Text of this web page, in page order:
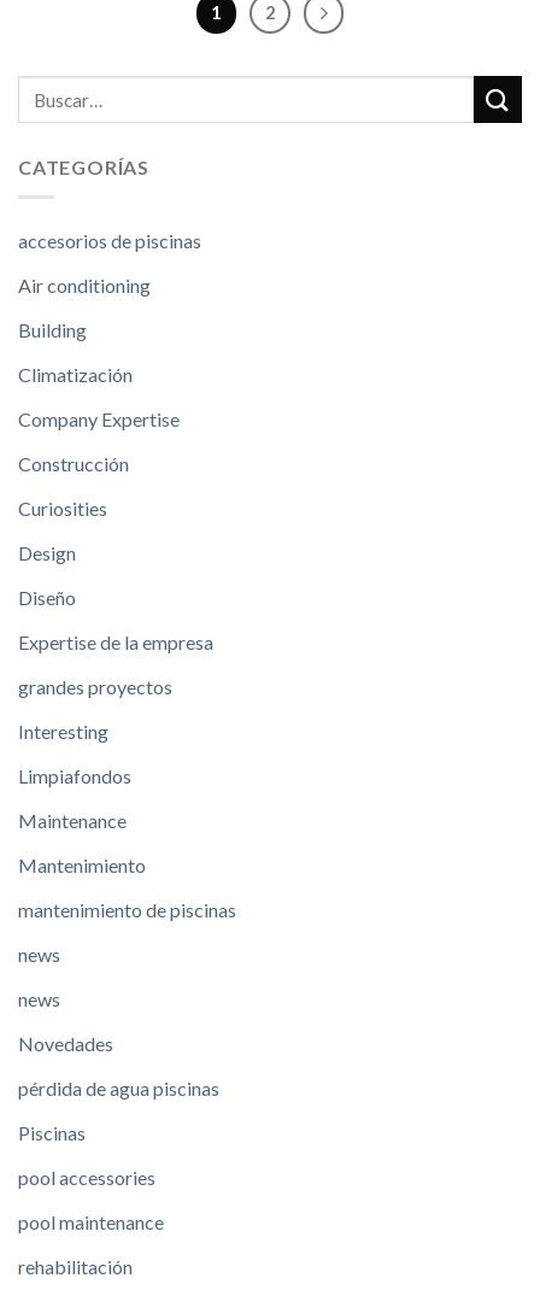
1 2
CATEGORÍAS
accesorios de piscinas
Air conditioning
Building
Climatización
Company Expertise
Construcción
Curiosities
Design
Diseño
Expertise de la empresa
grandes proyectos
Interesting
Limpiafondos
Maintenance
Mantenimiento
mantenimiento de piscinas
news
news
Novedades
pérdida de agua piscinas
Piscinas
pool accessories
pool maintenance
rehabilitación